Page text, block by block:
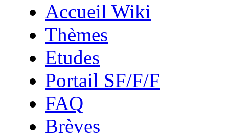
Accueil Wiki
Thèmes
Etudes
Portail SF/F/F
FAQ
Brèves